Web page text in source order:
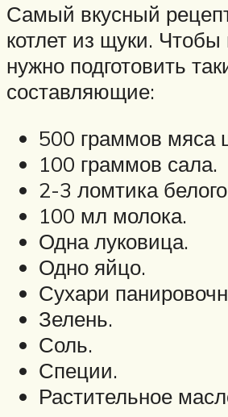
Самый вкусный
котлет из щуки. Чтобы
нужно подготовить
составляющие:
500 граммов мяса
100 граммов сала.
2-3 ломтика
100 мл молока.
Одна луковица.
Одно яйцо.
Сухари
Зелень.
Соль.
Специи.
Растительное